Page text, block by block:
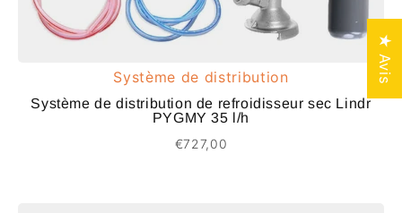
Système de distribution
Système de distribution de refroidisseur sec Lindr
PYGMY 35 l/h
€727,00
★ Avis